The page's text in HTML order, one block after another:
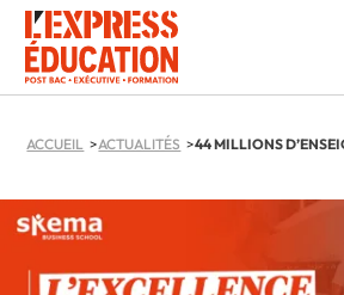
ACCUEIL ACTUALITÉS